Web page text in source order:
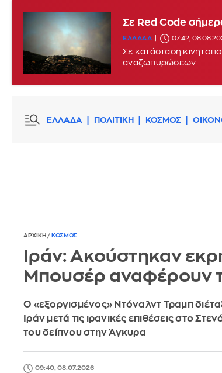
Σε Red Code
ΕΛΛΑΔΑ 07:42,
Σε κατάσταση
αναζωπυρώσεων
ΕΛΛΑΔΑ ΠΟΛΙΤΙΚΗ ΚΟΣΜΟΣ
ΑΡΧΙΚΗ / ΚΟΣΜΟΣ
Ιράν: Ακούστηκαν
Μπουσέρ αναφέρουν
Ο «εξοργισμένος» Ντόναλντ Τραμπ
Ιράν μετά τις ιρανικές επιθέσεις στο
του δείπνου στην Άγκυρα
09:40, 08.07.2026